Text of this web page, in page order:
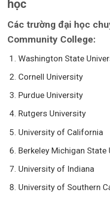
học
Các trường đại học
Community College:
Washington State
Cornell University
Purdue University
Rutgers University
University of California
Berkeley Michigan State
University of Indiana
University of Southern